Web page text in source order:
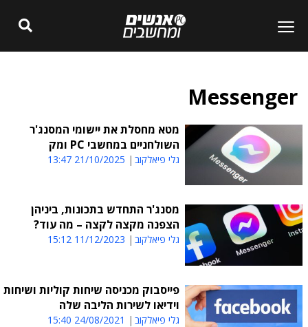
Messenger
מטא מחסלת את יישומי המסנג'ר
השולחניים במחשבי PC ומק
גלי פיאלקוב 21/10/2025 13:47
מסנג'ר התחדש בתכונות, ביניהן
הצפנה מקצה לקצה – מה עוד?
גלי פיאלקוב 11/12/2023 15:12
פייסבוק מכניסה שיחות קוליות ושיחות
וידיאו לשירות הליבה שלה
גלי פיאלקוב 24/08/2021 15:40